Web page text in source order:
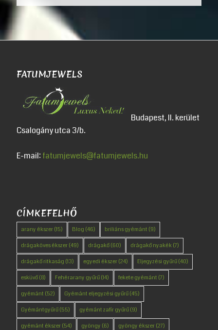
FATUMJEWELS
Budapest, II. kerület
Csalogány utca 3/b.
E-mail: fatumjewels@fatumjewels.hu
CÍMKEFELHŐ
arany ékszer(15) Blog (46) briliáns gyémánt (9)
drágaköves ékszer(49) drágakő(60) drágakő nyakék(7)
drágakő ritkaság (13) egyedi ékszer(24) Eljegyzési gyűrű(40)
esküvő(8) Fehérarany gyűrű(14) fekete gyémánt (7)
gyémánt (52) Gyémánt eljegyzési gyűrű(45)
Gyémántgyűrű(55) gyémánt zafír gyűrű(9)
gyémánt ékszer(54) gyöngy (6) gyöngy ékszer(27)